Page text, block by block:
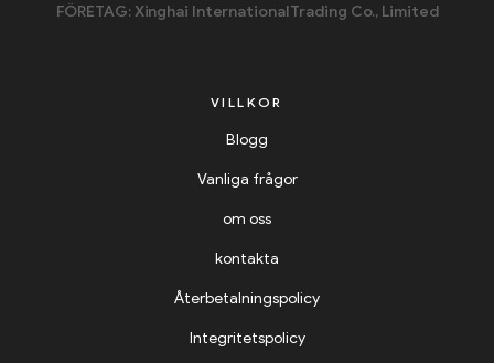
FÖRETAG: Xinghai International Trading Co., Limited
VILLKOR
Blogg
Vanliga frågor
om oss
kontakta
Återbetalningspolicy
Integritetspolicy